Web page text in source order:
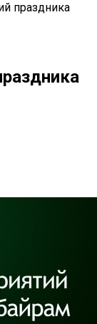
праздника